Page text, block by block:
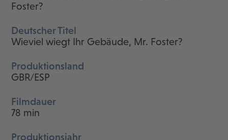
Foster?
Deutscher Titel
Wieviel wiegt Ihr Gebäude, Mr. Foster?
Produktionsland
GBR/ESP
Filmdauer
78 min
Produktionsjahr